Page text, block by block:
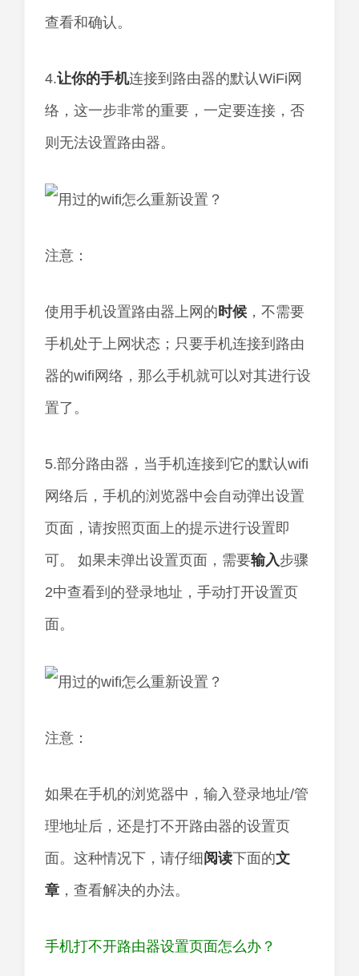
查看和确认。
4.让你的手机连接到路由器的默认WiFi网
络，这一步非常的重要，一定要连接，否
则无法设置路由器。
注意：
使用手机设置路由器上网的时候 ，不需要
手机处于上网状态；只要手机连接到路由
器的wifi网络，那么手机就可以对其进行设
置了。
5.部分路由器，当手机连接到它的默认wifi
网络后，手机的浏览器中会自动弹出设置
页面，请按照页面上的提示进行设置即
可。 如果未弹出设置页面，需要输入步骤
2中查看到的登录地址，手动打开设置页
面。
注意：
如果在手机的浏览器中，输入登录地址/管
理地址后，还是打不开路由器的设置页
面。这种情况下，请仔细阅读下面的文
章 ，查看解决的办法。
手机打不开路由器设置页面怎么办？